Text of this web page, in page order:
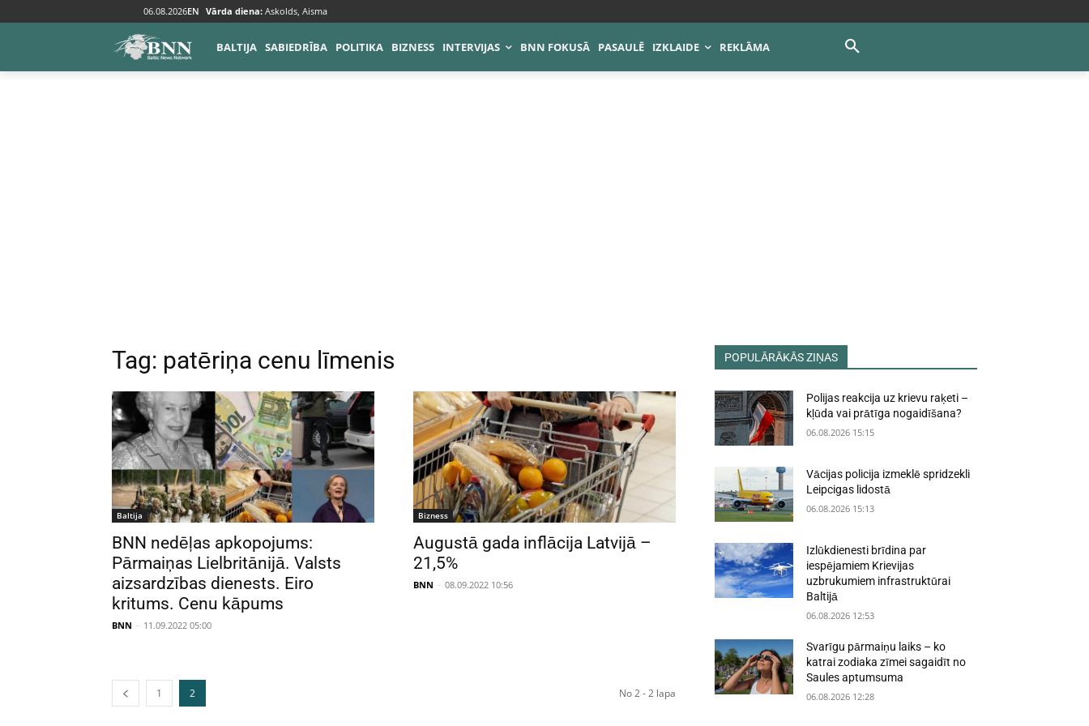
06.08.2026EN Vārda diena: Askolds, Aisma
BALTIJA SABIEDRĪBA POLITIKA BIZNESS INTERVIJAS BNN FOKUSĀ PASAULĒ IZKLAIDE REKLĀMA
Tags Patēriņa cenu līmenis
Tag: patēriņa cenu līmenis
Baltija
BNN nedēļas apkopojums:
Pārmaiņas Lielbritānijā. Valsts
aizsardzības dienests. Eiro
kritums. Cenu kāpums
BNN - 11.09.2022 05:00
Bizness
Augustā gada inflācija Latvijā –
21,5%
BNN - 08.09.2022 10:56
1 2 No 2 - 2 lapa
POPULĀRĀKĀS ZIŅAS
Polijas reakcija uz krievu raķeti –
kļūda vai prātīga nogaidīšana?
06.08.2026 15:15
Vācijas policija izmeklē spridzekli
Leipcigas lidostā
06.08.2026 15:13
Izlūkdienesti brīdina par
iespējamiem Krievijas
uzbrukumiem infrastruktūrai
Baltijā
06.08.2026 12:53
Svarīgu pārmaiņu laiks – ko
katrai zodiaka zīmei sagaidīt no
Saules aptumsuma
06.08.2026 12:28